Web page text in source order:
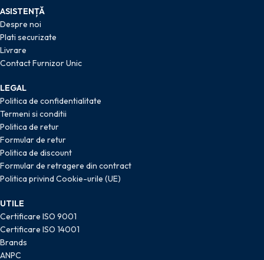
ASISTENȚĂ
Despre noi
Plati securizate
Livrare
Contact Furnizor Unic
LEGAL
Politica de confidentialitate
Termeni si conditii
Politica de retur
Formular de retur
Politica de discount
Formular de retragere din contract
Politica privind Cookie-urile (UE)
UTILE
Certificare ISO 9001
Certificare ISO 14001
Brands
ANPC